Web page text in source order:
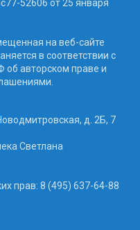
52606 от 25 января
на веб-сайте
в соответствии с
об авторском праве и
д. 2Б, 7
Светлана
прав: 8 (495) 637-64-88